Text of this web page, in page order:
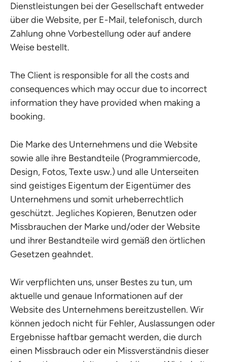
Dienstleistungen bei der Gesellschaft entweder
über die Website, per E-Mail, telefonisch, durch
Zahlung ohne Vorbestellung oder auf andere
Weise bestellt.
The Client is responsible for all the costs and
consequences which may occur due to incorrect
information they have provided when making a
booking.
Die Marke des Unternehmens und die Website
sowie alle ihre Bestandteile (Programmiercode,
Design, Fotos, Texte usw.) und alle Unterseiten
sind geistiges Eigentum der Eigentümer des
Unternehmens und somit urheberrechtlich
geschützt. Jegliches Kopieren, Benutzen oder
Missbrauchen der Marke und/oder der Website
und ihrer Bestandteile wird gemäß den örtlichen
Gesetzen geahndet.
Wir verpflichten uns, unser Bestes zu tun, um
aktuelle und genaue Informationen auf der
Website des Unternehmens bereitzustellen. Wir
können jedoch nicht für Fehler, Auslassungen oder
Ergebnisse haftbar gemacht werden, die durch
einen Missbrauch oder ein Missverständnis dieser